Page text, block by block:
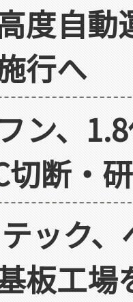
度自
行へ
ン、
切断・
ック
板工場